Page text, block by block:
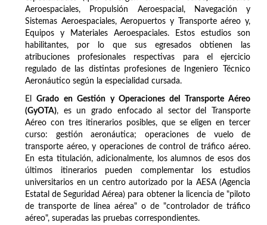
Aeroespaciales, Propulsión Aeroespacial, Navegación y
Sistemas Aeroespaciales, Aeropuertos y Transporte aéreo y,
Equipos y Materiales Aeroespaciales. Estos estudios son
habilitantes, por lo que sus egresados obtienen las
atribuciones profesionales respectivas para el ejercicio
regulado de las distintas profesiones de Ingeniero Técnico
Aeronáutico según la especialidad cursada.
ElGrado en Gestión y Operaciones del Transporte Aéreo
(GyOTA), es un grado enfocado al sector del Transporte
Aéreo con tres itinerarios posibles, que se eligen en tercer
curso: gestión aeronáutica; operaciones de vuelo de
transporte aéreo, y operaciones de control de tráfico aéreo.
En esta titulación, adicionalmente, los alumnos de esos dos
últimos itinerarios pueden complementar los estudios
universitarios en un centro autorizado por la AESA (Agencia
Estatal de Seguridad Aérea) para obtener la licencia de "piloto
de transporte de línea aérea" o de "controlador de tráfico
aéreo", superadas las pruebas correspondientes.